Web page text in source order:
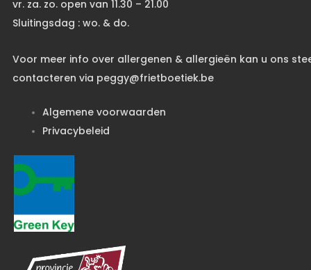
vr. za. zo. open van 11.30 – 21.00
Sluitingsdag : wo. & do.
Voor meer info over allergenen & allergieën kan u ons
contacteren via peggy@frietboetiek.be
Algemene voorwaarden
Privacybeleid